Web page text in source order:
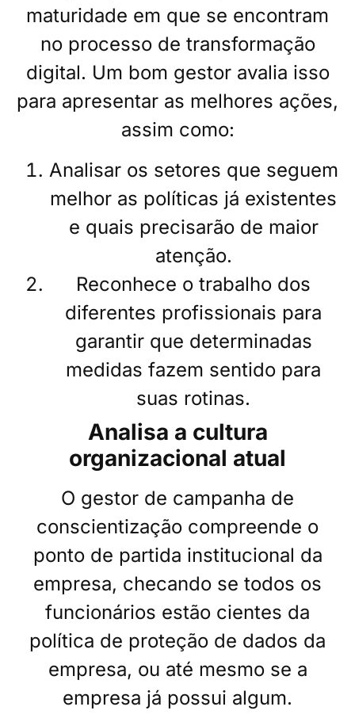
maturidade em que se encontram
no processo de transformação
digital. Um bom gestor avalia isso
para apresentar as melhores ações,
assim como:
Analisar os setores que seguem
melhor as políticas já existentes
e quais precisarão de maior
atenção.
Reconhece o trabalho dos
diferentes profissionais para
garantir que determinadas
medidas fazem sentido para
suas rotinas.
Analisa a cultura
organizacional atual
O gestor de campanha de
conscientização compreende o
ponto de partida institucional da
empresa, checando se todos os
funcionários estão cientes da
política de proteção de dados da
empresa, ou até mesmo se a
empresa já possui algum.